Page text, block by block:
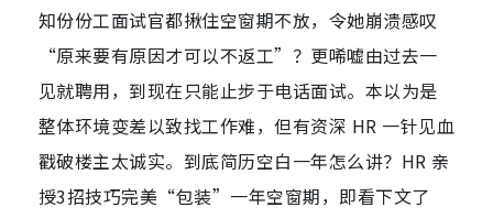
知份份工面试官都揪住空窗期不放，令她崩溃感叹
“原来要有原因才可以不返工”？更唏嘘由过去一
见就聘用，到现在只能止步于电话面试。本以为是
整体环境变差以致找工作难，但有资深 HR 一针见血
戳破楼主太诚实。到底简历空白一年怎么讲？HR 亲
授3招技巧完美“包装”一年空窗期，即看下文了